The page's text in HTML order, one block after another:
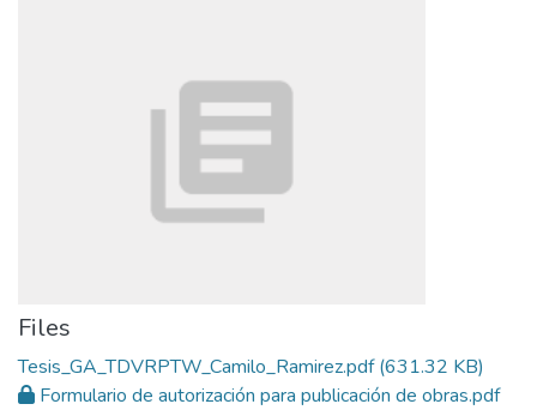
Files
Tesis_GA_TDVRPTW_Camilo_Ramirez.pdf(631.32 KB)
Formulario de autorización para publicación de obras.pdf